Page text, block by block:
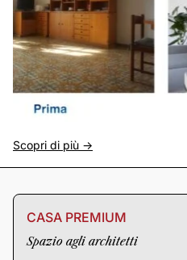
Scopri di più ->
CASA PREMIUM
Spazio agli architetti